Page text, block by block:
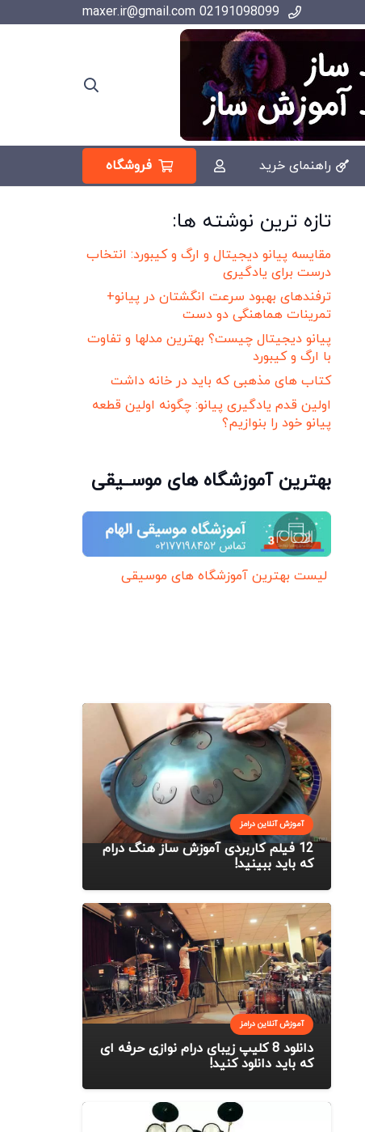
راهنمای خرید فروشگاه
تازه ترین نوشته ها:
مقایسه پیانو دیجیتال و ارگ و کیبورد: انتخاب
درست برای یادگیری
ترفندهای بهبود سرعت انگشتان در پیانو+
تمرینات هماهنگی دو دست
پیانو دیجیتال چیست؟ بهترین مدلها و تفاوت
با ارگ و کیبورد
کتاب های مذهبی که باید در خانه داشت
اولین قدم یادگیری پیانو: چگونه اولین قطعه
پیانو خود را بنوازیم؟
بهترین آموزشگاه های موســیقی
لیست بهترین آموزشگاه های موسیقی
آموزش آنلاین درامز
12 فیلم کاربردی آموزش ساز هنگ درام
که باید ببینید!
آموزش آنلاین درامز
دانلود 8 کلیپ زیبای درام نوازی حرفه ای
که باید دانلود کنید!